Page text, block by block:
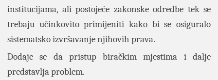
institucijama, ali postojeće zakonske odredbe tek se
trebaju učinkovito primijeniti kako bi se osiguralo
sistematsko izvršavanje njihovih prava.
Dodaje se da pristup biračkim mjestima i dalje
predstavlja problem.